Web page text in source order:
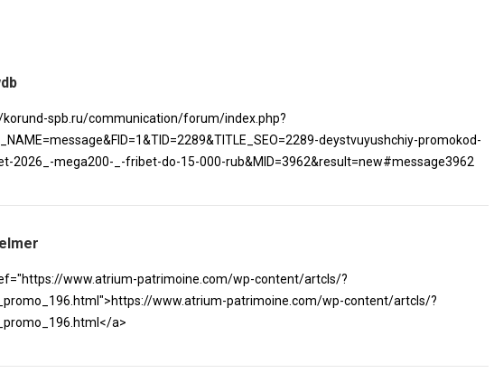
korund-spb.ru/communication/forum/index.php?
deystvuyushchiy-promokod-
2026_-mega200-_-fribet-do-15-000-rub&MID=3962&result=new#message3962
www.atrium-patrimoine.com/wp-content/artcls/?
www.atrium-patrimoine.com/wp-content/artcls/?
a>